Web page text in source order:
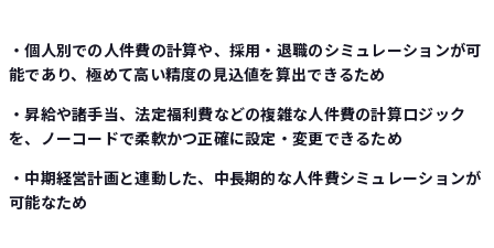
・個人別での人件費の計算や、採用・退職のシミュレーションが可
能であり、極めて高い精度の見込値を算出できるため
・昇給や諸手当、法定福利費などの複雑な人件費の計算ロジック
を、ノーコードで柔軟かつ正確に設定・変更できるため
・中期経営計画と連動した、中長期的な人件費シミュレーションが
可能なため